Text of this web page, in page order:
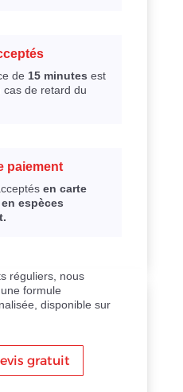
de 15 minutes est
cas de retard du
paiement
en carte
espèces
réguliers, nous
formule
disponible sur
gratuit